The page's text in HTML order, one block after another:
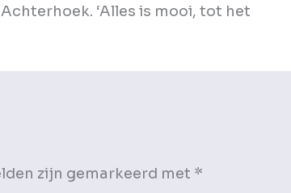
‘Alles is mooi, tot het
zijn gemarkeerd met *